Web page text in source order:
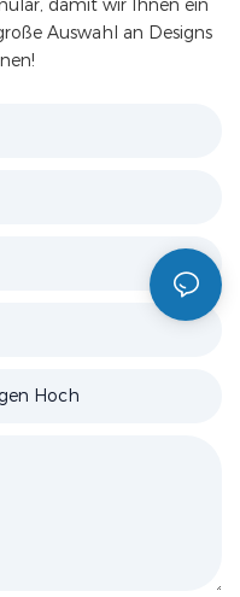
damit wir Ihnen ein
Auswahl an Designs
Hoch